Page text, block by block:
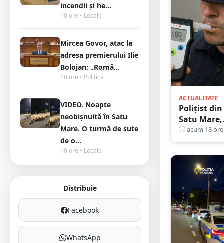
incendii și he...
10 ore • Locale
Mircea Govor, atac la
adresa premierului Ilie
Bolojan: „Româ...
10 ore • Politică
VIDEO. Noapte
neobișnuită în Satu
Mare. O turmă de sute
de o...
10 ore • Locale
Distribuie
Facebook
WhatsApp
ACTUALITATE
Polițist din
Satu Mare,
prins la
volan cu
1,75 g/l
alcool în
sânge.
Fusese
reclamat la
112 că
circula pe
contrasens
acum 18 ore